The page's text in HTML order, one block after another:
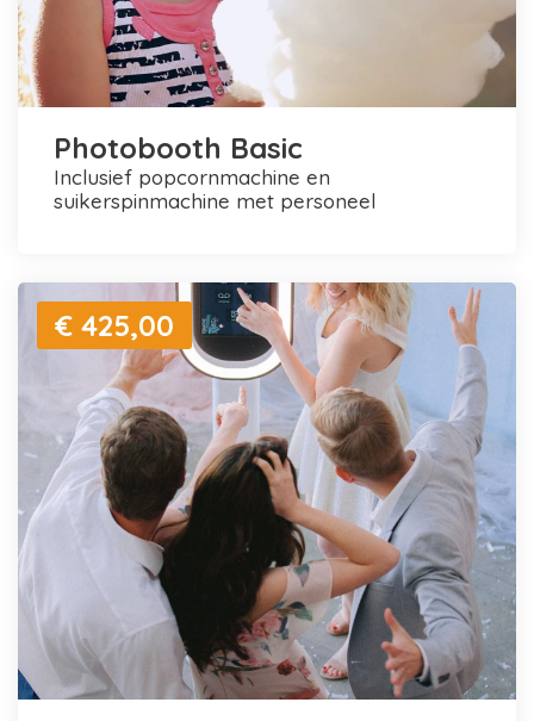
Photobooth Basic
inclusief popcornmachine en
suikerspinmachine met personeel
€ 425,00